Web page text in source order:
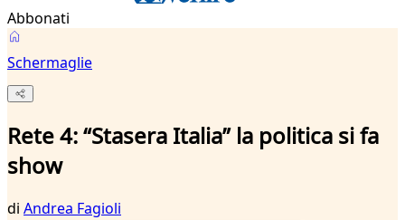
Abbonati
Schermaglie
Rete 4: “Stasera Italia” la politica si fa
show
di Andrea Fagioli